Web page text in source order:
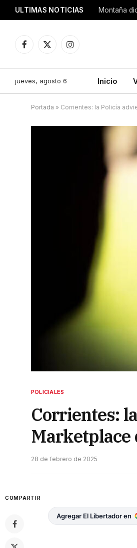
ULTIMAS NOTICIAS Montaña
Facebook
X
Instagram
jueves, agosto 6 Inicio
Portada » Corrientes: la Policía
POLICIALES
Corrientes:
Marketplace
28 de febrero de 2025
COMPARTIR
Agregar El Libertador en